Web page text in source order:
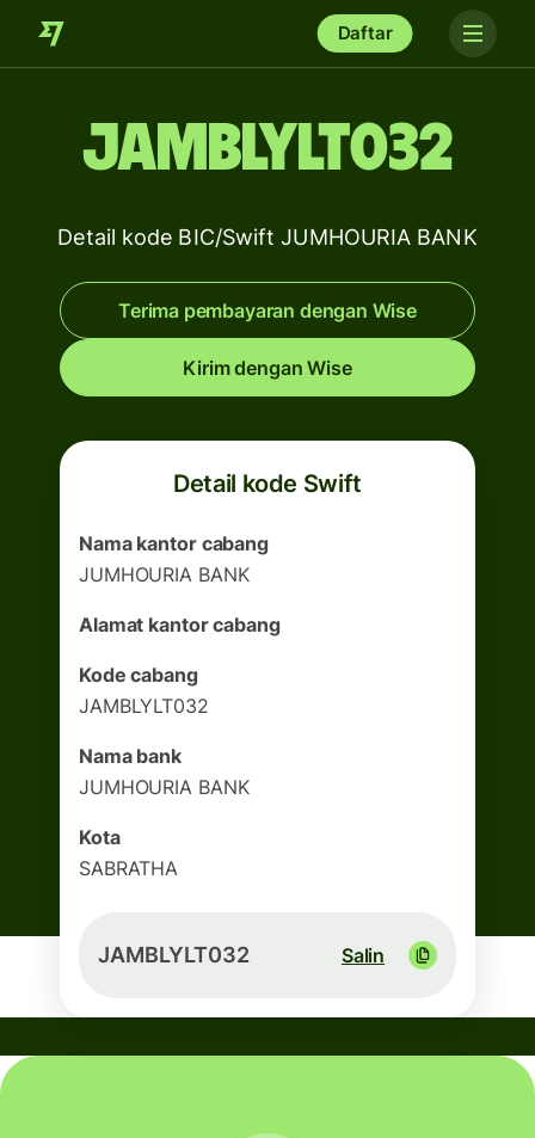
Daftar
JAMBLYLT032
Detail kode BIC/Swift JUMHOURIA BANK
Terima pembayaran dengan Wise
Kirim dengan Wise
Detail kode Swift
Nama kantor cabang
JUMHOURIA BANK
Alamat kantor cabang
Kode cabang
JAMBLYLT032
Nama bank
JUMHOURIA BANK
Kota
SABRATHA
JAMBLYLT032 Salin